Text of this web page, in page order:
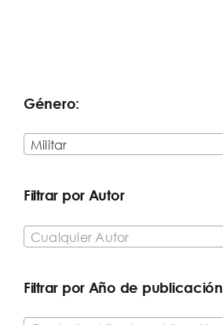
Género:
Militar
Filtrar por Autor
Cualquier Autor
Filtrar por Año de publicación